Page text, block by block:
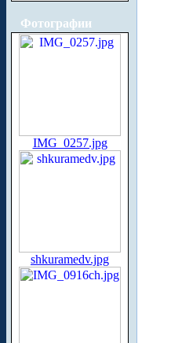
Фотографии
IMG_0257.jpg
shkuramedv.jpg